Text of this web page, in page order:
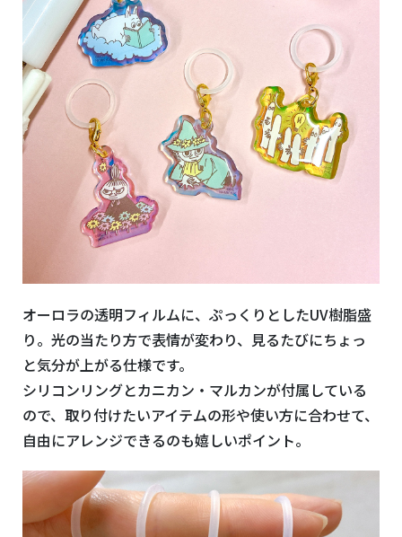
オーロラの透明フィルムに、ぷっくりとしたUV樹脂盛
り。光の当たり方で表情が変わり、見るたびにちょっ
と気分が上がる仕様です。
シリコンリングとカニカン・マルカンが付属している
ので、取り付けたいアイテムの形や使い方に合わせて、
自由にアレンジできるのも嬉しいポイント。